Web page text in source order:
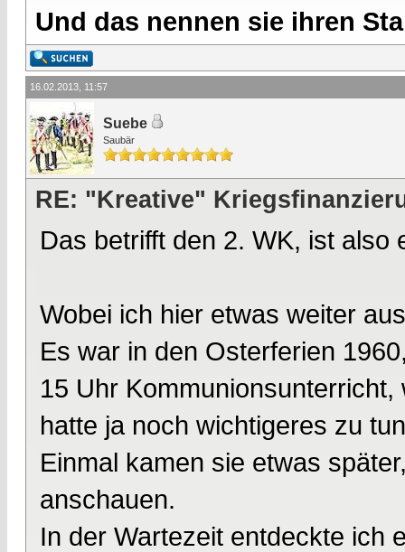
Und das nennen sie ihren
16.02.2013, 11:57
Suebe
Saubär
RE: "Kreative"
Das betrifft den 2. WK, ist also
Wobei ich hier etwas weiter
Es war in den Osterferien
15 Uhr
hatte ja noch wichtigeres zu
Einmal kamen sie etwas
anschauen.
In der Wartezeit entdeckte ich